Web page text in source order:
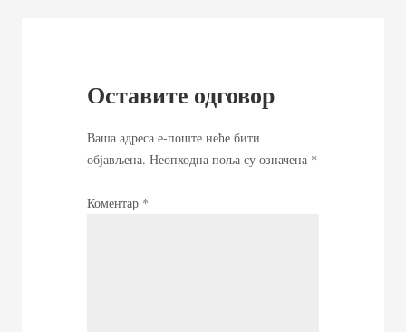
Оставите одговор
Ваша адреса е-поште неће бити
објављена. Неопходна поља су означена *
Коментар *